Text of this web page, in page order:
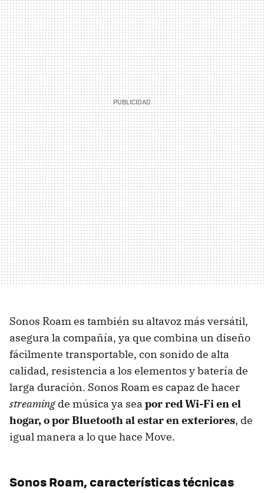
Sonos Roam es también su altavoz más versátil,
asegura la compañía, ya que combina un diseño
fácilmente transportable, con sonido de alta
calidad, resistencia a los elementos y batería de
larga duración. Sonos Roam es capaz de hacer
streaming de música ya sea por red Wi-Fi en el
hogar, o por Bluetooth al estar en exteriores, de
igual manera a lo que hace Move.
Sonos Roam, características técnicas